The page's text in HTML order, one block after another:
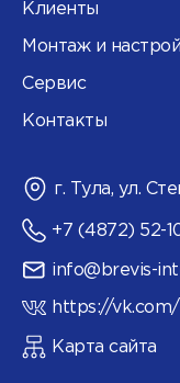
Клиенты
Монтаж и
Сервис
Контакты
г. Тула, ул.
+7 (4872) 52-
info@brevis-
https://
Карта сайта